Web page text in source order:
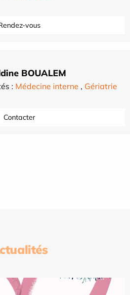
vous
BOUALEM
: Médecine interne , Gériatrie
Contacter